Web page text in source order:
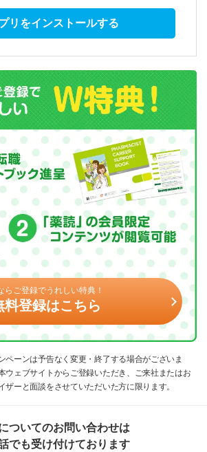
リをインストールする
らご登録でうれしい特典！
料登録はこちら
ーンは予告なく変更・終了する場合がございま
ェブサイトからご登録いただき、ご来社またはお
ザーと面談をさせていただいた方に限ります。
ついてのお問い合わせは
でも受け付けております